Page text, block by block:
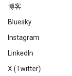
博客
Bluesky
Instagram
LinkedIn
X (Twitter)